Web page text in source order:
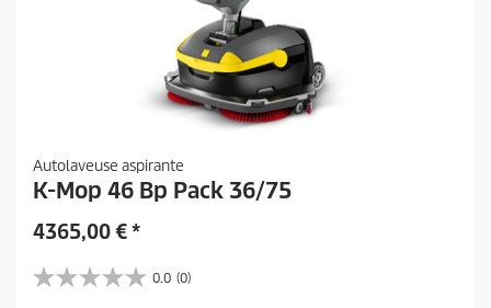
Autolaveuse aspirante
K-Mop 46 Bp Pack 36/75
4365,00€*
0.0 (0)
0